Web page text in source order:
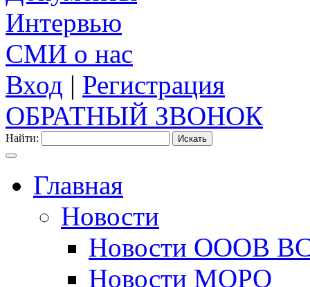
Интервью
СМИ о нас
Вход | Регистрация
ОБРАТНЫЙ ЗВОНОК
Найти:
Главная
Новости
Новости ОООВ
Новости МОРО